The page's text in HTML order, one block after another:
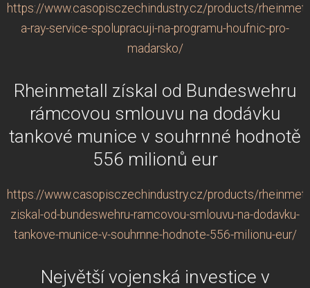
https://www.casopisczechindustry.cz/products/
a-ray-service-spolupracuji-na-programu-houfnic-pro-
madarsko/
Rheinmetall získal od Bundeswehru
rámcovou smlouvu na dodávku
tankové munice v souhrnné hodnotě
556 milionů eur
https://www.casopisczechindustry.cz/products/
ziskal-od-bundeswehru-ramcovou-smlouvu-na-dodavku-
tankove-munice-v-souhrnne-hodnote-556-milionu-eur/
Největší vojenská investice v